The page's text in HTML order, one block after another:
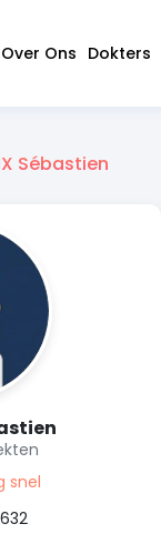
Over Ons Dokters
Sébastien
snel